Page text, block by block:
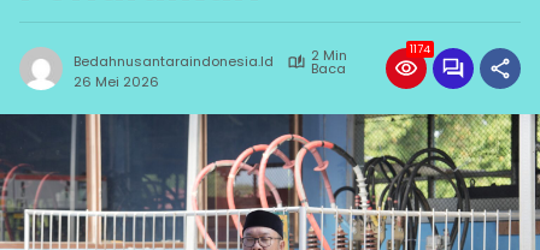
Bedahnusantaraindonesia.id 2 Min
Baca
26 Mei 2026
1174